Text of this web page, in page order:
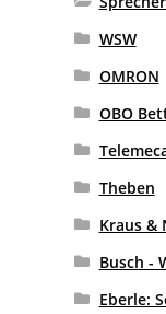
WSW
OMRON
OBO
Theben
Kraus &
Busch -
Eberle: